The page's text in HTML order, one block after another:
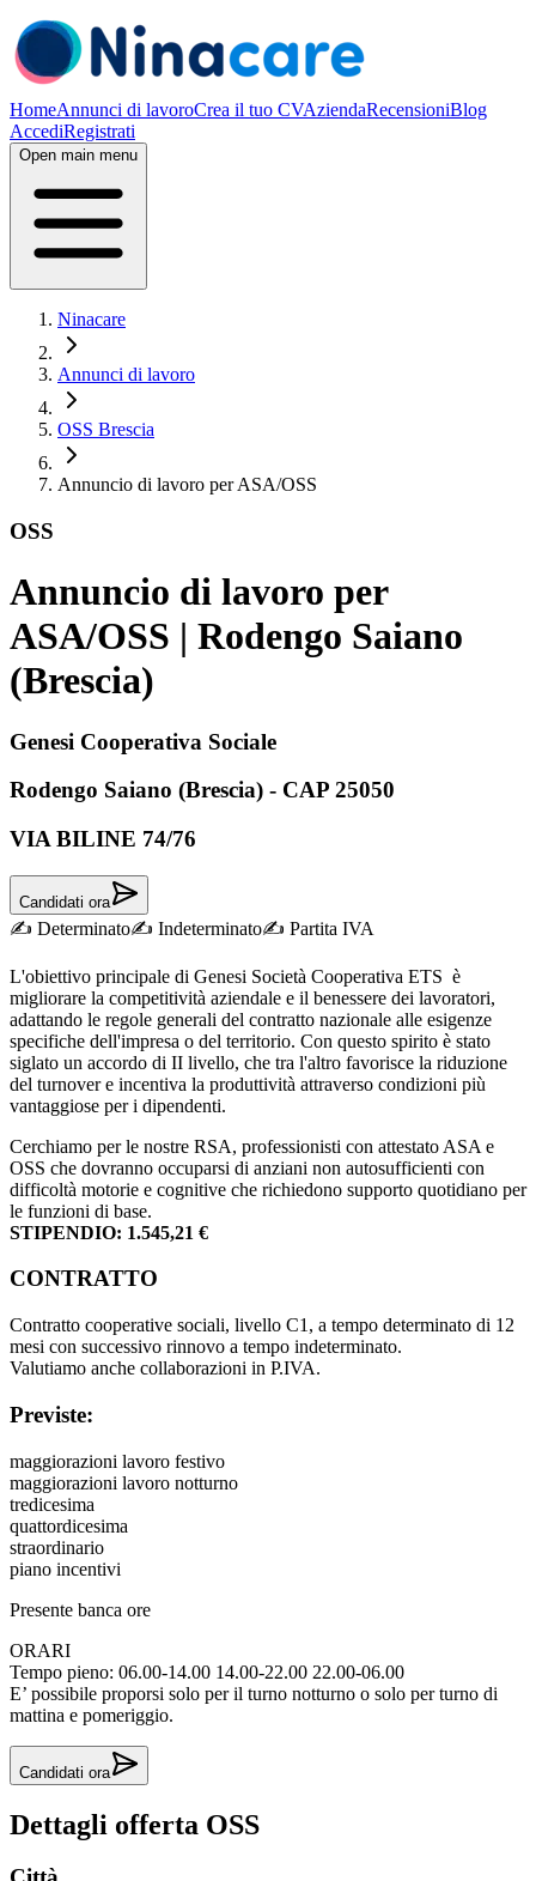
HomeAnnunci di lavoroCrea il tuo CVAziendaRecensioniBlog
AccediRegistrati
Open main menu
Ninacare
Annunci di lavoro
OSS Brescia
Annuncio di lavoro per ASA/OSS
OSS
Annuncio di lavoro per
ASA/OSS | Rodengo Saiano
(Brescia)
Genesi Cooperativa Sociale
Rodengo Saiano (Brescia) - CAP 25050
VIA BILINE 74/76
Candidati ora
✍️ Determinato✍️ Indeterminato✍️ Partita IVA
L'obiettivo principale di Genesi Società Cooperativa ETS è
migliorare la competitività aziendale e il benessere dei lavoratori,
adattando le regole generali del contratto nazionale alle esigenze
specifiche dell'impresa o del territorio. Con questo spirito è stato
siglato un accordo di II livello, che tra l'altro favorisce la riduzione
del turnover e incentiva la produttività attraverso condizioni più
vantaggiose per i dipendenti.
Cerchiamo per le nostre RSA, professionisti con attestato ASA e
OSS che dovranno occuparsi di anziani non autosufficienti con
difficoltà motorie e cognitive che richiedono supporto quotidiano per
le funzioni di base.
STIPENDIO: 1.545,21 €
CONTRATTO
Contratto cooperative sociali, livello C1, a tempo determinato di 12
mesi con successivo rinnovo a tempo indeterminato.
Valutiamo anche collaborazioni in P.IVA.
Previste:
maggiorazioni lavoro festivo
maggiorazioni lavoro notturno
tredicesima
quattordicesima
straordinario
piano incentivi
Presente banca ore
ORARI
Tempo pieno: 06.00-14.00 14.00-22.00 22.00-06.00
E’ possibile proporsi solo per il turno notturno o solo per turno di
mattina e pomeriggio.
Candidati ora
Dettagli offerta OSS